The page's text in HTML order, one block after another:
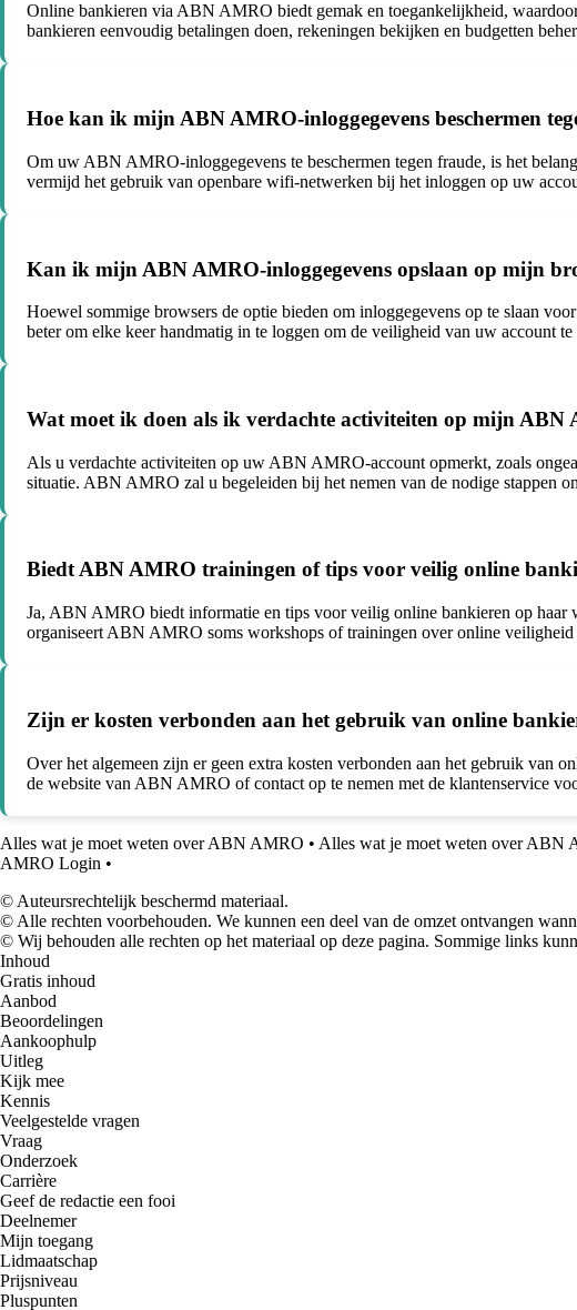
Online bankieren via ABN AMRO biedt gemak en toegankelijkheid,
bankieren eenvoudig betalingen doen, rekeningen bekijken en budgetten
Hoe kan ik mijn ABN AMRO-inloggegevens beschermen
Om uw ABN AMRO-inloggegevens te beschermen tegen fraude, is het
vermijd het gebruik van openbare wifi-netwerken bij het inloggen op uw
Kan ik mijn ABN AMRO-inloggegevens opslaan op mijn
Hoewel sommige browsers de optie bieden om inloggegevens op te slaan
beter om elke keer handmatig in te loggen om de veiligheid van uw account te
Wat moet ik doen als ik verdachte activiteiten op mijn ABN
Als u verdachte activiteiten op uw ABN AMRO-account opmerkt, zoals
situatie. ABN AMRO zal u begeleiden bij het nemen van de nodige stappen
Biedt ABN AMRO trainingen of tips voor veilig online
Ja, ABN AMRO biedt informatie en tips voor veilig online bankieren op haar
organiseert ABN AMRO soms workshops of trainingen over online
Zijn er kosten verbonden aan het gebruik van online
Over het algemeen zijn er geen extra kosten verbonden aan het gebruik van
de website van ABN AMRO of contact op te nemen met de klantenservice
Alles wat je moet weten over ABN AMRO • Alles wat je moet weten over ABN
AMRO Login •
© Auteursrechtelijk beschermd materiaal.
© Alle rechten voorbehouden. We kunnen een deel van de omzet ontvangen
© Wij behouden alle rechten op het materiaal op deze pagina. Sommige links
Inhoud
Gratis inhoud
Aanbod
Beoordelingen
Aankoophulp
Uitleg
Kijk mee
Kennis
Veelgestelde vragen
Vraag
Onderzoek
Carrière
Geef de redactie een fooi
Deelnemer
Mijn toegang
Lidmaatschap
Prijsniveau
Pluspunten